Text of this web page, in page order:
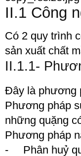
II.1 Công
Có 2 quy trình
sản xuất chất
II.1.1-
Đây là phương
Phương pháp
những quặng
Phương pháp
- Phân huỷ